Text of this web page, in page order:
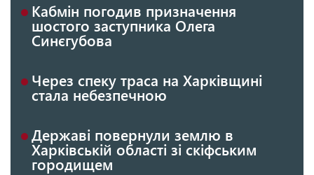
Кабмін погодив призначення
шостого заступника Олега
Синєгубова
Через спеку траса на Харківщині
стала небезпечною
Державі повернули землю в
Харківській області зі скіфським
городищем